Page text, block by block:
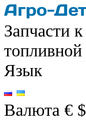
Запчасти
топливной
Язык
Валюта € $